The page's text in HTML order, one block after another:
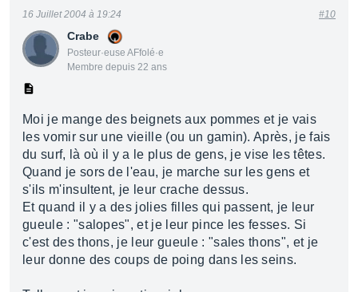
Crabe
Posteur·euse AFfolé·e
Membre depuis 22 ans
16 Juillet 2004 à 19:24 #10
Moi je mange des beignets aux pommes et je vais
les vomir sur une vieille (ou un gamin). Après, je fais
du surf, là où il y a le plus de gens, je vise les têtes.
Quand je sors de l'eau, je marche sur les gens et
s'ils m'insultent, je leur crache dessus.
Et quand il y a des jolies filles qui passent, je leur
gueule : "salopes", et je leur pince les fesses. Si
c'est des thons, je leur gueule : "sales thons", et je
leur donne des coups de poing dans les seins.